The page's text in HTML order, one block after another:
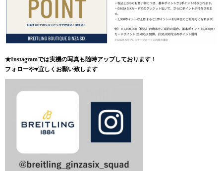
★Instagramでは実機の写真も随時アップしております！
フォローや♥宜しくお願い致します